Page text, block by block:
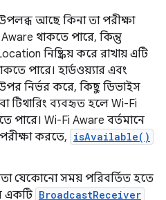
আছে কিনা তা পরীক্ষা
থাকতে পারে, কিন্তু
নিষ্ক্রিয় করে রাখায় এটি
পারে। হার্ডওয়্যার এবং
নির্ভর করে, কিছু ডিভাইস
টিথারিং ব্যবহৃত হলে Wi-Fi
পারে। Wi-Fi Aware বর্তমানে
করতে, isAvailable()
যেকোনো সময় পরিবর্তিত হতে
একটি BroadcastReceiver